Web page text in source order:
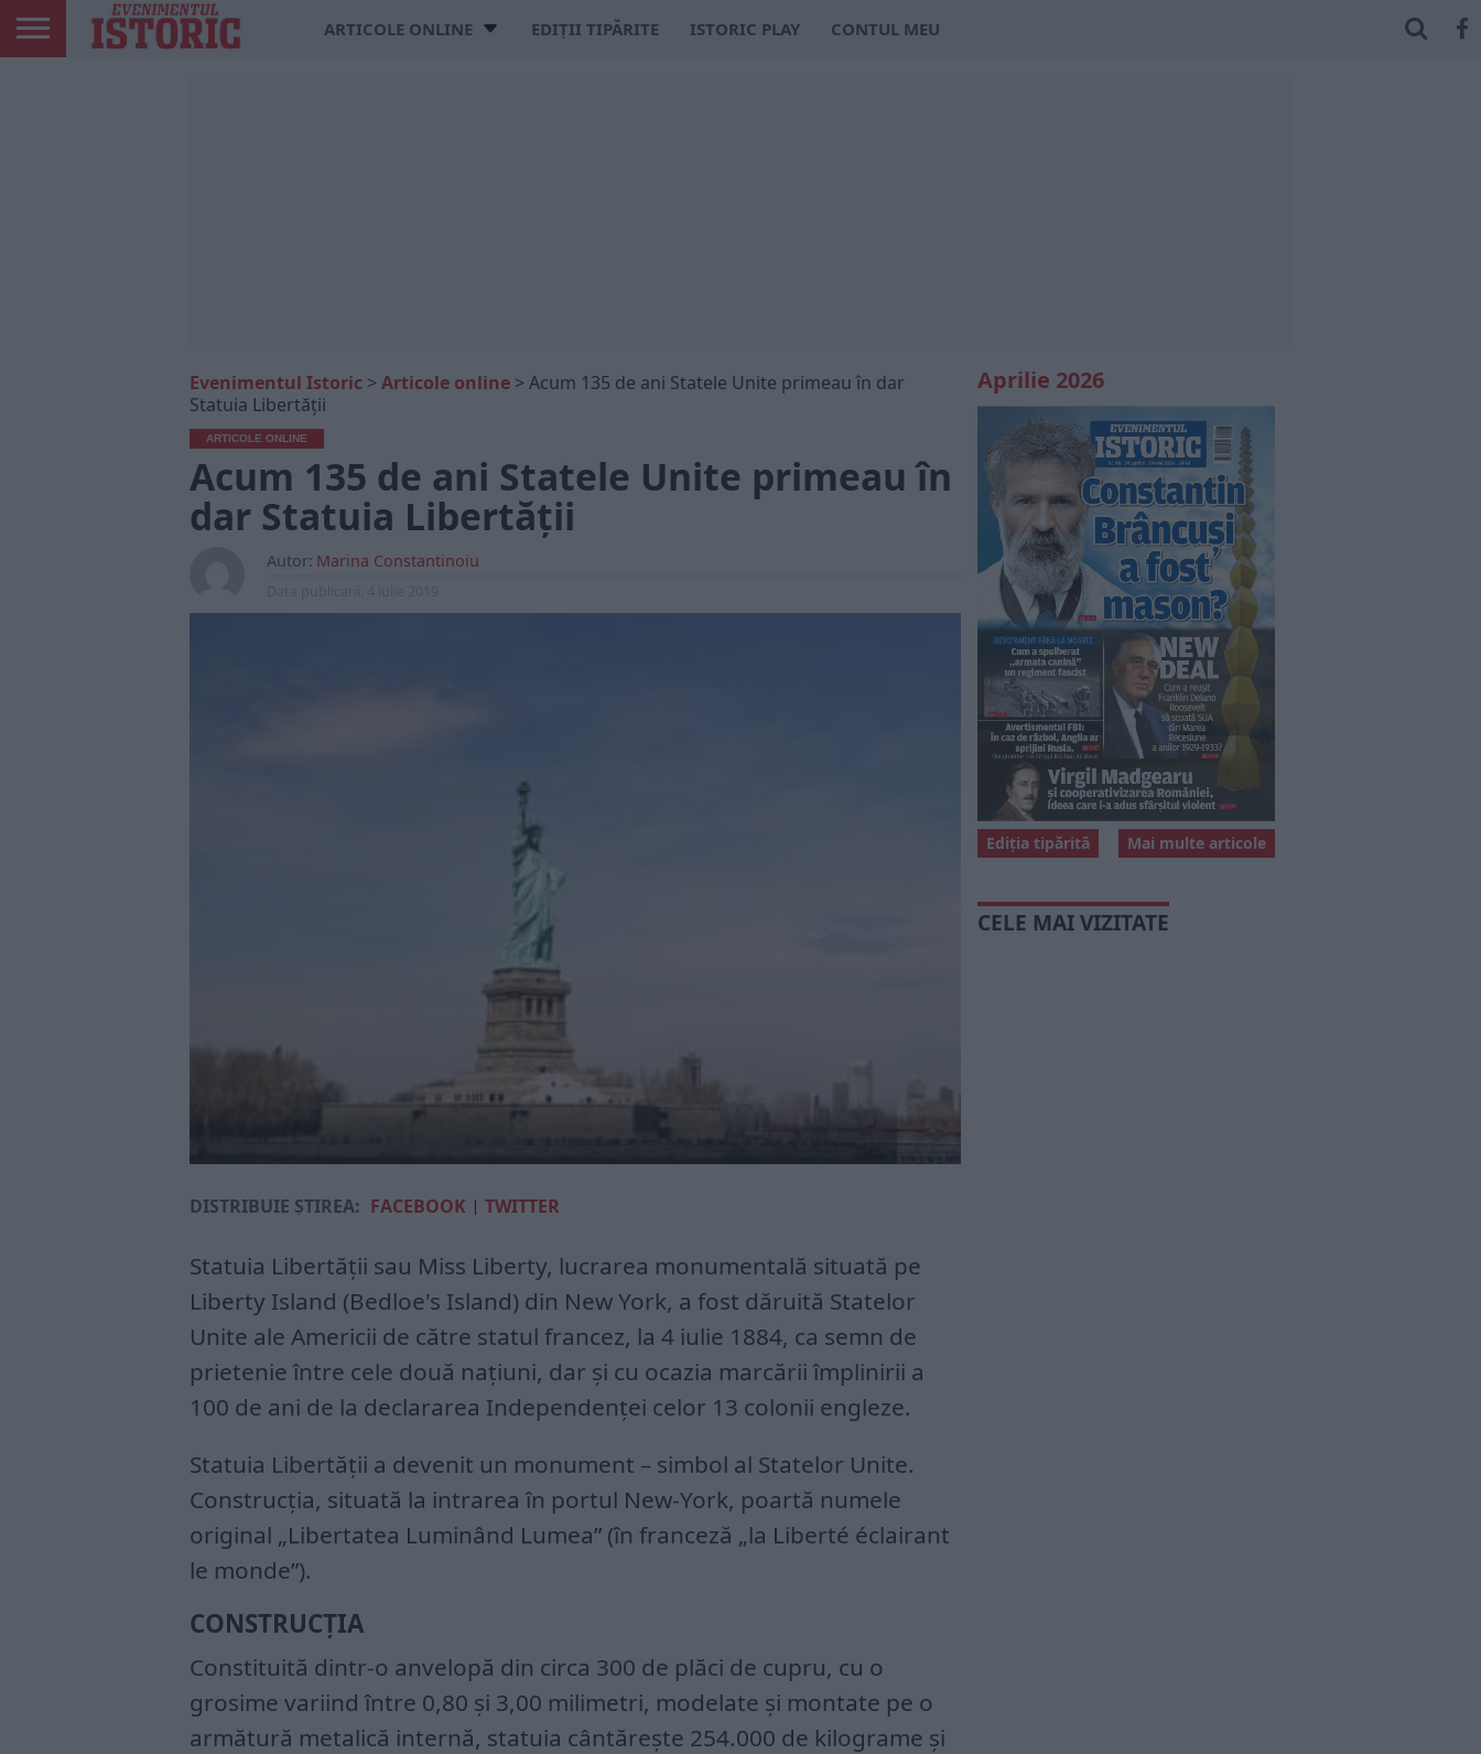
ARTICOLE ONLINE EDIȚII TIPĂRITE ISTORIC PLAY CONTUL MEU
Evenimentul Istoric > Articole online > Acum 135 de ani Statele Unite primeau în dar
Statuia Libertăţii
ARTICOLE ONLINE
Acum 135 de ani Statele Unite primeau în
dar Statuia Libertăţii
Autor: Marina Constantinoiu
DISTRIBUIE ȘTIREA: FACEBOOK | TWITTER
Statuia Libertăţii sau Miss Liberty, lucrarea monumentală situată pe
Liberty Island (Bedloe's Island) din New York, a fost dăruită Statelor
Unite ale Americii de către statul francez, la 4 iulie 1884, ca semn de
prietenie între cele două naţiuni, dar şi cu ocazia marcării împlinirii a
100 de ani de la declararea Independenţei celor 13 colonii engleze.
Statuia Libertăţii a devenit un monument – simbol al Statelor Unite.
Construcţia, situată la intrarea în portul New-York, poartă numele
original „Libertatea Luminând Lumea” (în franceză „la Liberté éclairant
le monde”).
CONSTRUCŢIA
Constituită dintr-o anvelopă din circa 300 de plăci de cupru, cu o
grosime variind între 0,80 şi 3,00 milimetri, modelate şi montate pe o
armătură metalică internă, statuia cântăreşte 254.000 de kilograme şi
Aprilie 2026
Mai multe articole
Ediția tipărită
CELE MAI VIZITATE